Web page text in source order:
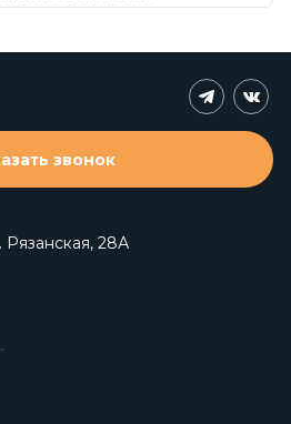
Рязанская, 28А
звонок